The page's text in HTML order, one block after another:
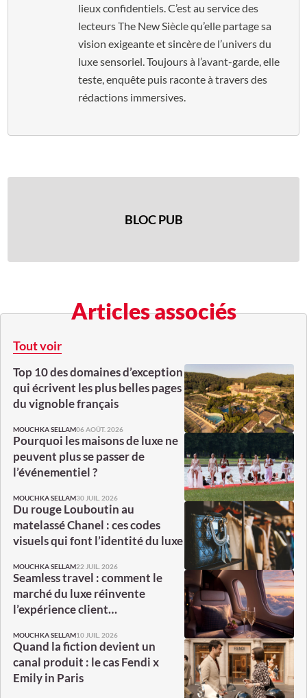
lieux confidentiels. C’est au service des
lecteurs The New Siècle qu’elle partage sa
vision exigeante et sincère de l’univers du
luxe sensoriel. Toujours à l’avant-garde, elle
teste, enquête puis raconte à travers des
rédactions immersives.
BLOC PUB
Articles associés
Tout voir
Top 10 des domaines d’exception
qui écrivent les plus belles pages
du vignoble français
MOUCHKA SELLAM06 AOÛT. 2026
Pourquoi les maisons de luxe ne
peuvent plus se passer de
l’événementiel ?
MOUCHKA SELLAM30 JUIL. 2026
Du rouge Louboutin au
matelassé Chanel : ces codes
visuels qui font l’identité du luxe
MOUCHKA SELLAM22 JUIL. 2026
Seamless travel : comment le
marché du luxe réinvente
l’expérience client…
MOUCHKA SELLAM10 JUIL. 2026
Quand la fiction devient un
canal produit : le cas Fendi x
Emily in Paris